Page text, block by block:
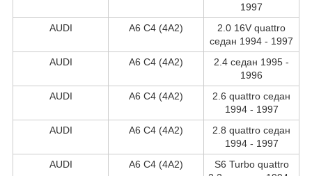
1997
AUDI
A6 C4 (4A2)
2.0 16V quattro
седан 1994 - 1997
AUDI
A6 C4 (4A2)
2.4 седан 1995 -
1996
AUDI
A6 C4 (4A2)
2.6 quattro седан
1994 - 1997
AUDI
A6 C4 (4A2)
2.8 quattro седан
1994 - 1997
AUDI
A6 C4 (4A2)
S6 Turbo quattro